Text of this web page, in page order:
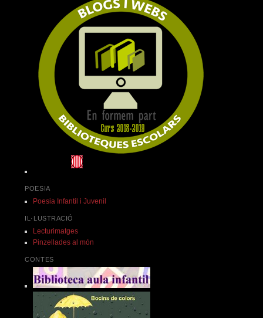
POESIA
Poesia Infantil i Juvenil
IL·LUSTRACIÓ
Lecturimatges
Pinzellades al món
CONTES